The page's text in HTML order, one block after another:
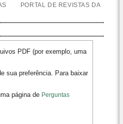
PORTAL DE REVISTAS DA
PDF (por exemplo, uma
sua preferência. Para baixar
página de Perguntas